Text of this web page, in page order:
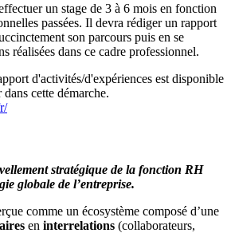
un stage de 3 à 6 mois en fonction
passées. Il devra rédiger un rapport
son parcours puis en se
réalisées dans ce cadre professionnel.
d'activités/d'expériences est disponible
cette démarche.
stratégique de la fonction RH
globale de l’entreprise.
comme un écosystème composé d’une
en interrelations (collaborateurs,